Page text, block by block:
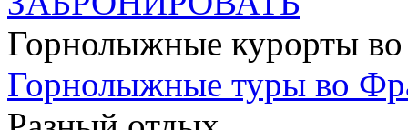
Горнолыжные курорты
Горнолыжные туры во